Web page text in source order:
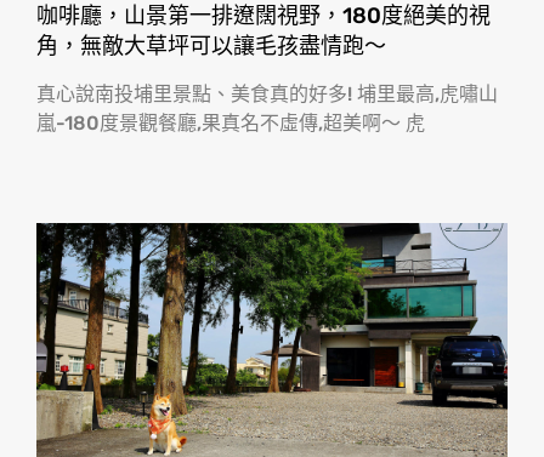
咖啡廳，山景第一排遼闊視野，180度絕美的視
角，無敵大草坪可以讓毛孩盡情跑〜
真心說南投埔里景點、美食真的好多! 埔里最高,虎嘯山
嵐-180度景觀餐廳,果真名不虛傳,超美啊〜 虎